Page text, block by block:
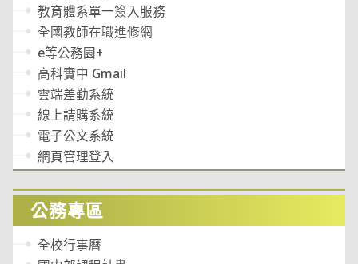
教育體系單一簽入服務
全國教師在職進修網
e等公務園+
高科實中 Gmail
雲端差勤系統
線上請購系統
電子公文系統
網頁管理登入
公務專區
全校行事曆